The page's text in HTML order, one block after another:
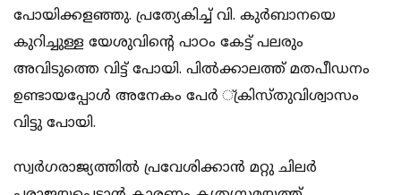
പോയിക്കളഞ്ഞു. പ്രത്യേകിച്ച് വി. കുര്‍ബാനയെ
കുറിച്ചുള്ള യേശുവിന്റെ പാഠം കേട്ട് പലരും
അവിടുത്തെ വിട്ട് പോയി. പില്‍ക്കാലത്ത് മതപീഡനം
ഉണ്ടായപ്പോള്‍ അനേകം പേര്‍ ്ക്രിസ്തുവിശ്വാസം
വിട്ടു പോയി.
സ്വര്‍ഗരാജ്യത്തില്‍ പ്രവേശിക്കാന്‍ മറ്റു ചിലര്‍